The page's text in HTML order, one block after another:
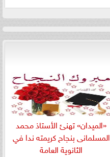
«الميدان» تهنئ الأستاذ محمد
المسلمانى بنجاح كريمته ندا في
الثانوية العامة